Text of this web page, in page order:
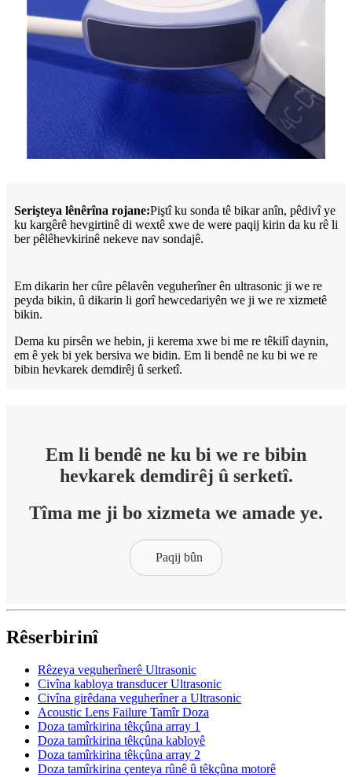
Serişteya lênêrîna rojane:Piştî ku sonda tê bikar anîn, pêdivî ye
ku kargêrê hevgirtinê di wextê xwe de were paqij kirin da ku rê li
ber pêlêhevkirinê nekeve nav sondajê.
Em dikarin her cûre pêlavên veguherîner ên ultrasonic ji we re
peyda bikin, û dikarin li gorî hewcedariyên we ji we re xizmetê
bikin.
Dema ku pirsên we hebin, ji kerema xwe bi me re têkilî daynin,
em ê yek bi yek bersiva we bidin. Em li bendê ne ku bi we re
bibin hevkarek demdirêj û serketî.
Em li bendê ne ku bi we re bibin
hevkarek demdirêj û serketî.
Tîma me ji bo xizmeta we amade ye.
Paqij bûn
Rêserbirinî
Rêzeya veguherînerê Ultrasonic
Civîna kabloya transducer Ultrasonic
Civîna girêdana veguherîner a Ultrasonic
Acoustic Lens Failure Tamîr Doza
Doza tamîrkirina têkçûna array 1
Doza tamîrkirina têkçûna kabloyê
Doza tamîrkirina têkçûna array 2
Doza tamîrkirina çenteya rûnê û têkçûna motorê